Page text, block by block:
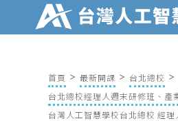
首頁 最新開課
台北總校
台北總校經理人週末研修班、產
台灣人工智慧學校台北總校 經